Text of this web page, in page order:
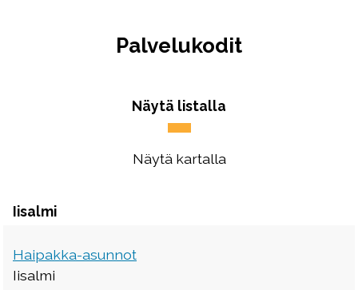
Palvelukodit
Näytä listalla
Näytä kartalla
Iisalmi
Haipakka-asunnot
Iisalmi